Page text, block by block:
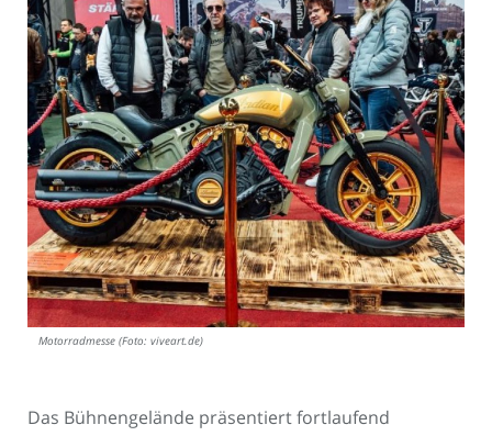
Motorradmesse (Foto: viveart.de)
Das Bühnengelände präsentiert fortlaufend